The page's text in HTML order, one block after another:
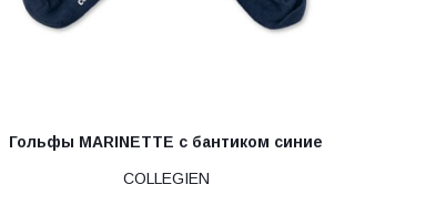
Гольфы MARINETTE с бантиком синие
COLLEGIEN